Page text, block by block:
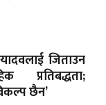
जिताउन
प्रतिबद्धता;
छैन’